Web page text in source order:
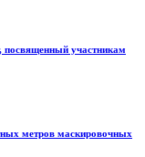
посвященный участникам
метров маскировочных